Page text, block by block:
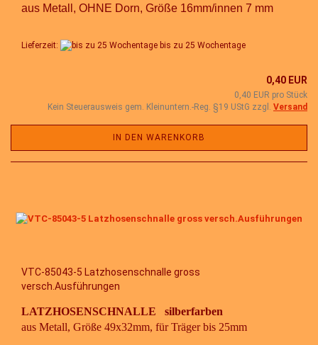
aus Metall, OHNE Dorn, Größe 16mm/innen 7 mm
Lieferzeit: bis zu 25 Wochentage
0,40 EUR
0,40 EUR pro Stück
Kein Steuerausweis gem. Kleinuntern.-Reg. §19 UStG zzgl. Versand
IN DEN WARENKORB
VTC-85043-5 Latzhosenschnalle gross
versch.Ausführungen
LATZHOSENSCHNALLE silberfarben
aus Metall, Größe 49x32mm, für Träger bis 25mm